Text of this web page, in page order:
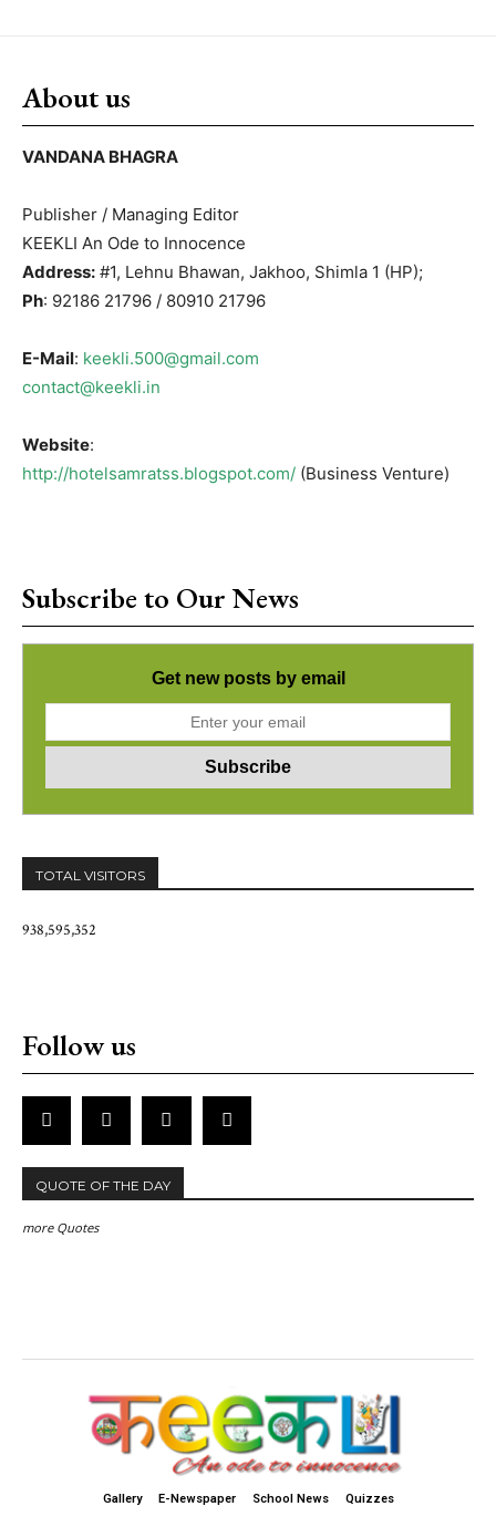
About us
VANDANA BHAGRA
Publisher / Managing Editor
KEEKLI An Ode to Innocence
Address: #1, Lehnu Bhawan, Jakhoo, Shimla 1 (HP);
Ph: 92186 21796 / 80910 21796
E-Mail: keekli.500@gmail.com
contact@keekli.in
Website:
http://hotelsamratss.blogspot.com/ (Business Venture)
Subscribe to Our News
Get new posts by email
TOTAL VISITORS
938,595,352
Follow us
QUOTE OF THE DAY
more Quotes
Gallery E-Newspaper School News Quizzes